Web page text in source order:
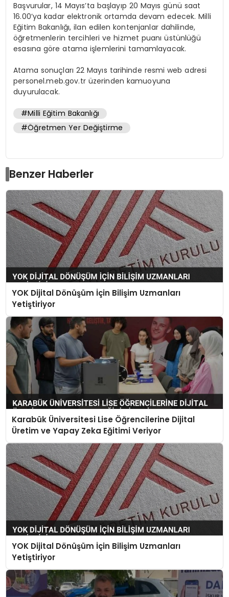
Başvurular, 14 Mayıs’ta başlayıp 20 Mayıs günü saat
16.00’ya kadar elektronik ortamda devam edecek. Milli
Eğitim Bakanlığı, ilan edilen kontenjanlar dahilinde,
öğretmenlerin tercihleri ve hizmet puanı üstünlüğü
esasına göre atama işlemlerini tamamlayacak.
Atama sonuçları 22 Mayıs tarihinde resmi web adresi
personel.meb.gov.tr üzerinden kamuoyuna
duyurulacak.
#Milli Eğitim Bakanlığı
#Öğretmen Yer Değiştirme
Benzer Haberler
YOK Dijital Dönüşüm İçin Bilişim Uzmanları
Yetiştiriyor
Karabük Üniversitesi Lise Öğrencilerine Dijital
Üretim ve Yapay Zeka Eğitimi Veriyor
YOK Dijital Dönüşüm İçin Bilişim Uzmanları
Yetiştiriyor